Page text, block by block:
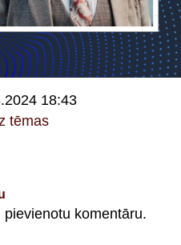
18:43
tēmas
pievienotu komentāru.